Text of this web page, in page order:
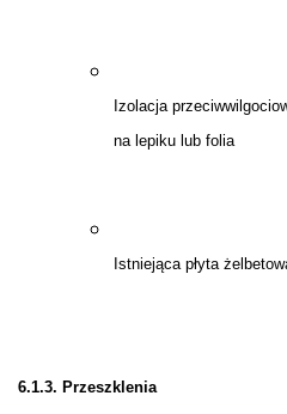
Izolacja
na lepiku lub folia
Istniejąca płyta
6.1.3. Przeszklenia